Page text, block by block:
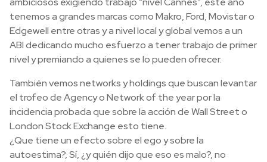
tenemos a grandes marcas como Makro, Ford, Movistar o
Edgewell entre otras y a nivel local y global vemos a un
ABI dedicando mucho esfuerzo a tener trabajo de primer
nivel y premiando a quienes se lo pueden ofrecer.
También vemos networks y holdings que buscan levantar
el trofeo de Agency o Network of the year por la
incidencia probada que sobre la acción de Wall Street o
London Stock Exchange esto tiene.
¿Que tiene un efecto sobre el ego y sobre la
autoestima?, Sí, ¿y quién dijo que eso es malo?, no